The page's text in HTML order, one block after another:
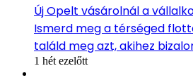
Új Opelt vásárolnál a
Ismerd meg a térséged
találd meg azt, akihez
1 hét ezelőtt